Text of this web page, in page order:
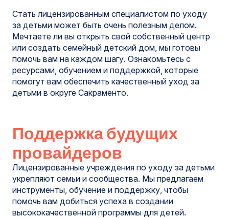
Стать лицензированным специалистом по уходу
за детьми может быть очень полезным делом.
Мечтаете ли вы открыть свой собственный центр
или создать семейный детский дом, мы готовы
помочь вам на каждом шагу. Ознакомьтесь с
ресурсами, обучением и поддержкой, которые
помогут вам обеспечить качественный уход за
детьми в округе Сакраменто.
Поддержка будущих
провайдеров
Лицензированные учреждения по уходу за детьми
укрепляют семьи и сообщества. Мы предлагаем
инструменты, обучение и поддержку, чтобы
помочь вам добиться успеха в создании
высококачественной программы для детей.